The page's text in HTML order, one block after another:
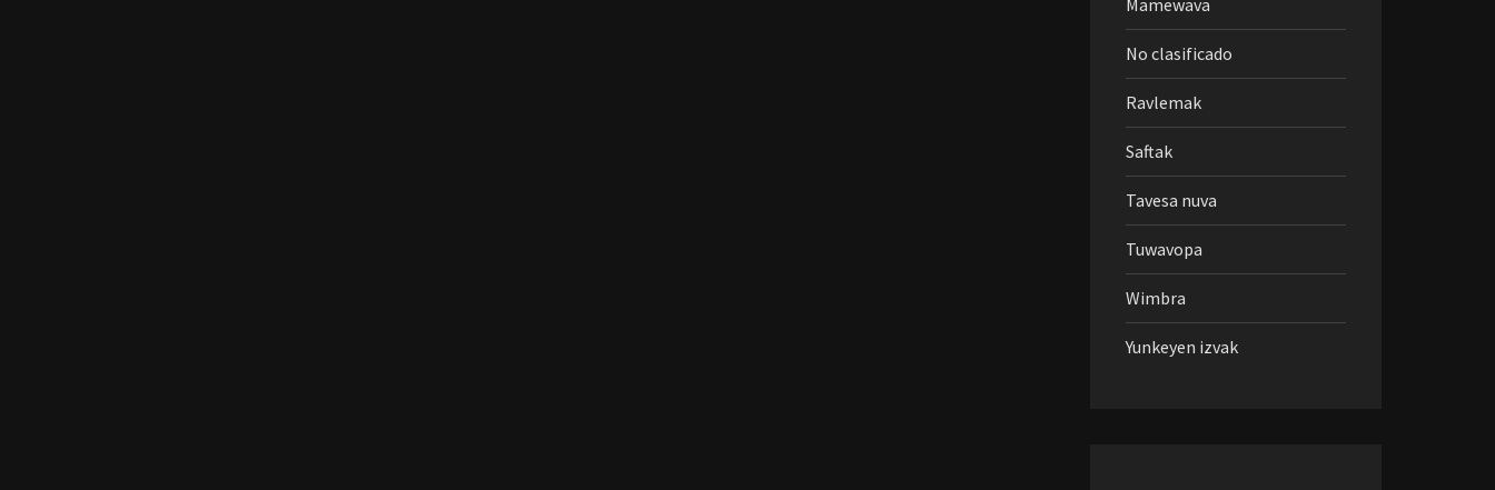
Mamewava
No clasificado
Ravlemak
Saftak
Tavesa nuva
Tuwavopa
Wimbra
Yunkeyen izvak